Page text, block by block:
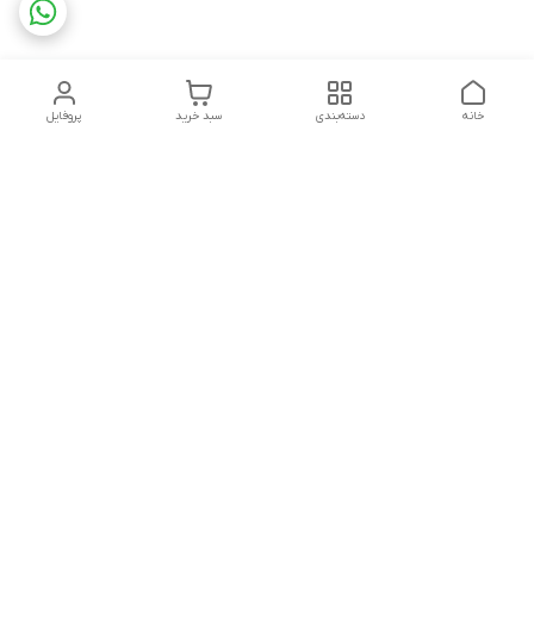
پروفایل سبد خرید دسته‌بندی خانه